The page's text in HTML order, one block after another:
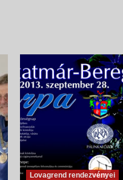
Lovagrend rendezvényei